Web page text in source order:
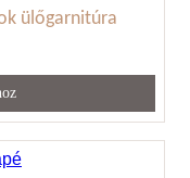
ülőgarnitúra